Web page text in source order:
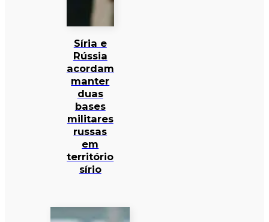
Síria e
Rússia
acordam
manter
duas
bases
militares
russas
em
território
sírio